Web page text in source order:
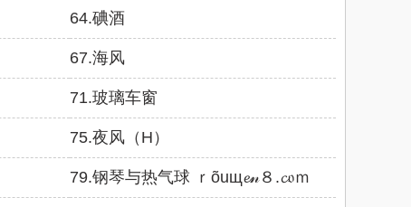
64.碘酒
67.海风
71.玻璃车窗
75.夜风（H）
79.钢琴与热气球 ｒõuщ𝓮𝓃８.𝓬𝔬ｍ